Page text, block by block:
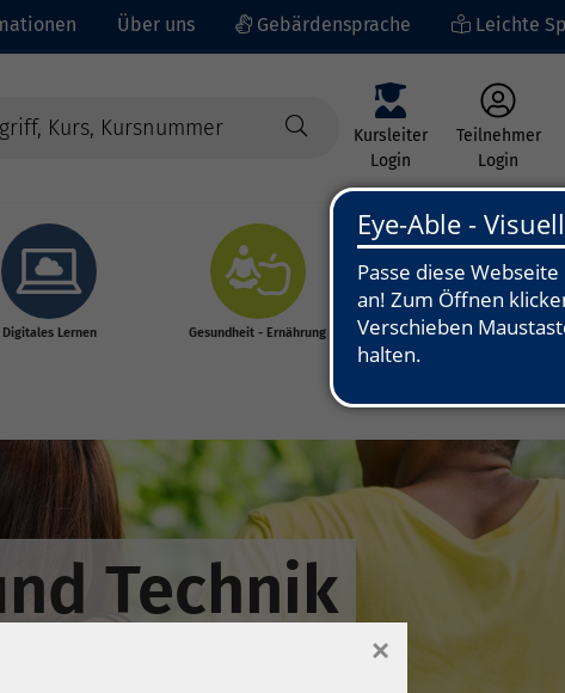
Über uns Gebärdensprache Leichte
Kursleiter
Login
Teilnehmer
Login
Digitales Lernen Gesundheit - Ernährung
Kunst - Kultur -
Technik
×